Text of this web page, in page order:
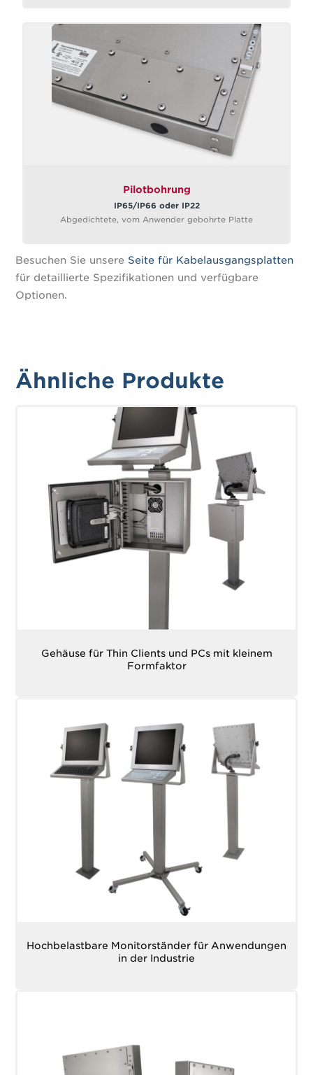
Pilotbohrung
IP65/IP66 oder IP22
Abgedichtete, vom Anwender gebohrte Platte
Besuchen Sie unsere Seite für Kabelausgangsplatten
für detaillierte Spezifikationen und verfügbare
Optionen.
Ähnliche Produkte
Gehäuse für Thin Clients und PCs mit kleinem
Formfaktor
Hochbelastbare Monitorständer für Anwendungen
in der Industrie